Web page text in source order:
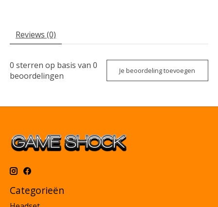
Reviews (0)
0 sterren op basis van 0
beoordelingen
Je beoordeling toevoegen
Categorieën